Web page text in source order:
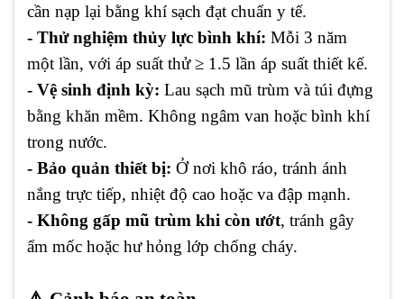
cần nạp lại bằng khí sạch đạt chuẩn y tế.
- Thử nghiệm thủy lực bình khí: Mỗi 3 năm
một lần, với áp suất thử ≥ 1.5 lần áp suất thiết kế.
- Vệ sinh định kỳ: Lau sạch mũ trùm và túi đựng
bằng khăn mềm. Không ngâm van hoặc bình khí
trong nước.
- Bảo quản thiết bị: Ở nơi khô ráo, tránh ánh
nắng trực tiếp, nhiệt độ cao hoặc va đập mạnh.
- Không gấp mũ trùm khi còn ướt, tránh gây
ẩm mốc hoặc hư hỏng lớp chống cháy.